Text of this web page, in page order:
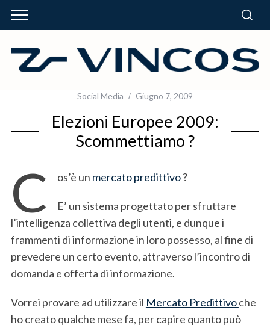
Social Media Giugno 7, 2009
Elezioni Europee 2009:
Scommettiamo ?
C os’è un mercato predittivo?
E’ un sistema progettato per sfruttare
l’intelligenza collettiva degli utenti, e dunque i
frammenti di informazione in loro possesso, al fine di
prevedere un certo evento, attraverso l’incontro di
domanda e offerta di informazione.
Vorrei provare ad utilizzare il Mercato Predittivoche
ho creato qualche mese fa, per capire quanto può